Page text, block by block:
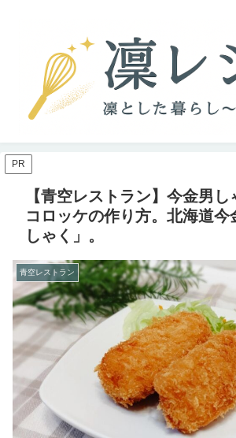
PR
【青空レストラン】今金男
コロッケの作り方。北海道今
しゃく」。
青空レストラン